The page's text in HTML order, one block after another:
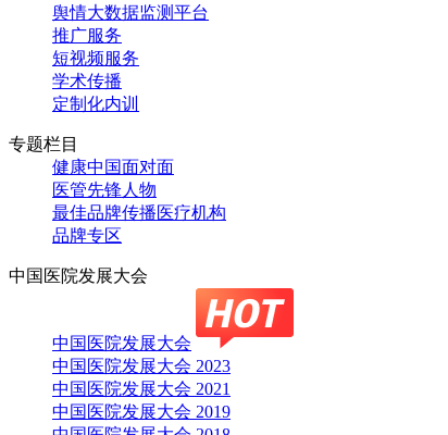
舆情大数据监测平台
推广服务
短视频服务
学术传播
定制化内训
专题栏目
健康中国面对面
医管先锋人物
最佳品牌传播医疗机构
品牌专区
中国医院发展大会
中国医院发展大会
中国医院发展大会 2023
中国医院发展大会 2021
中国医院发展大会 2019